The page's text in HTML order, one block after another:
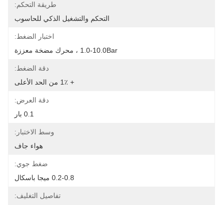
طريقة التحكم:
التحكم والتشغيل الذكي للحاسوب
اختبار الضغط:
1.0-10.0Bar ، محرك مضخة معززة
دقة الضغط:
+ 1٪ من الحد الأعلى
دقة العرض:
0.1 بار
وسط الاختبار:
هواء جاف
ضغط جوي:
0.2-0.8 ميجا باسكال
تفاصيل التغليف: